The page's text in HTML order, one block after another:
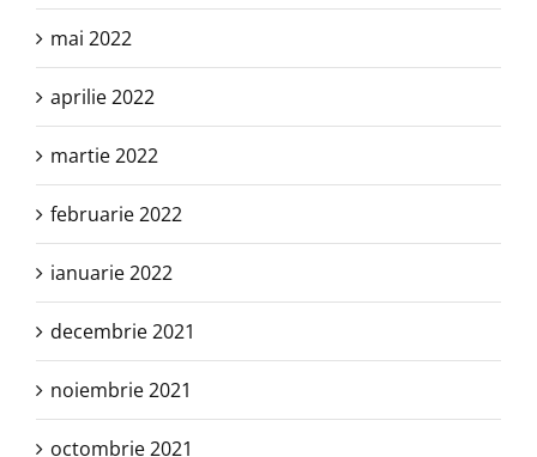
mai 2022
aprilie 2022
martie 2022
februarie 2022
ianuarie 2022
decembrie 2021
noiembrie 2021
octombrie 2021